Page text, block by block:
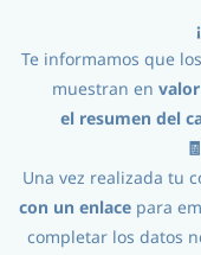
Te informamos que
muestran en
el resumen del
Una vez realizada tu
con un enlace para
completar los datos